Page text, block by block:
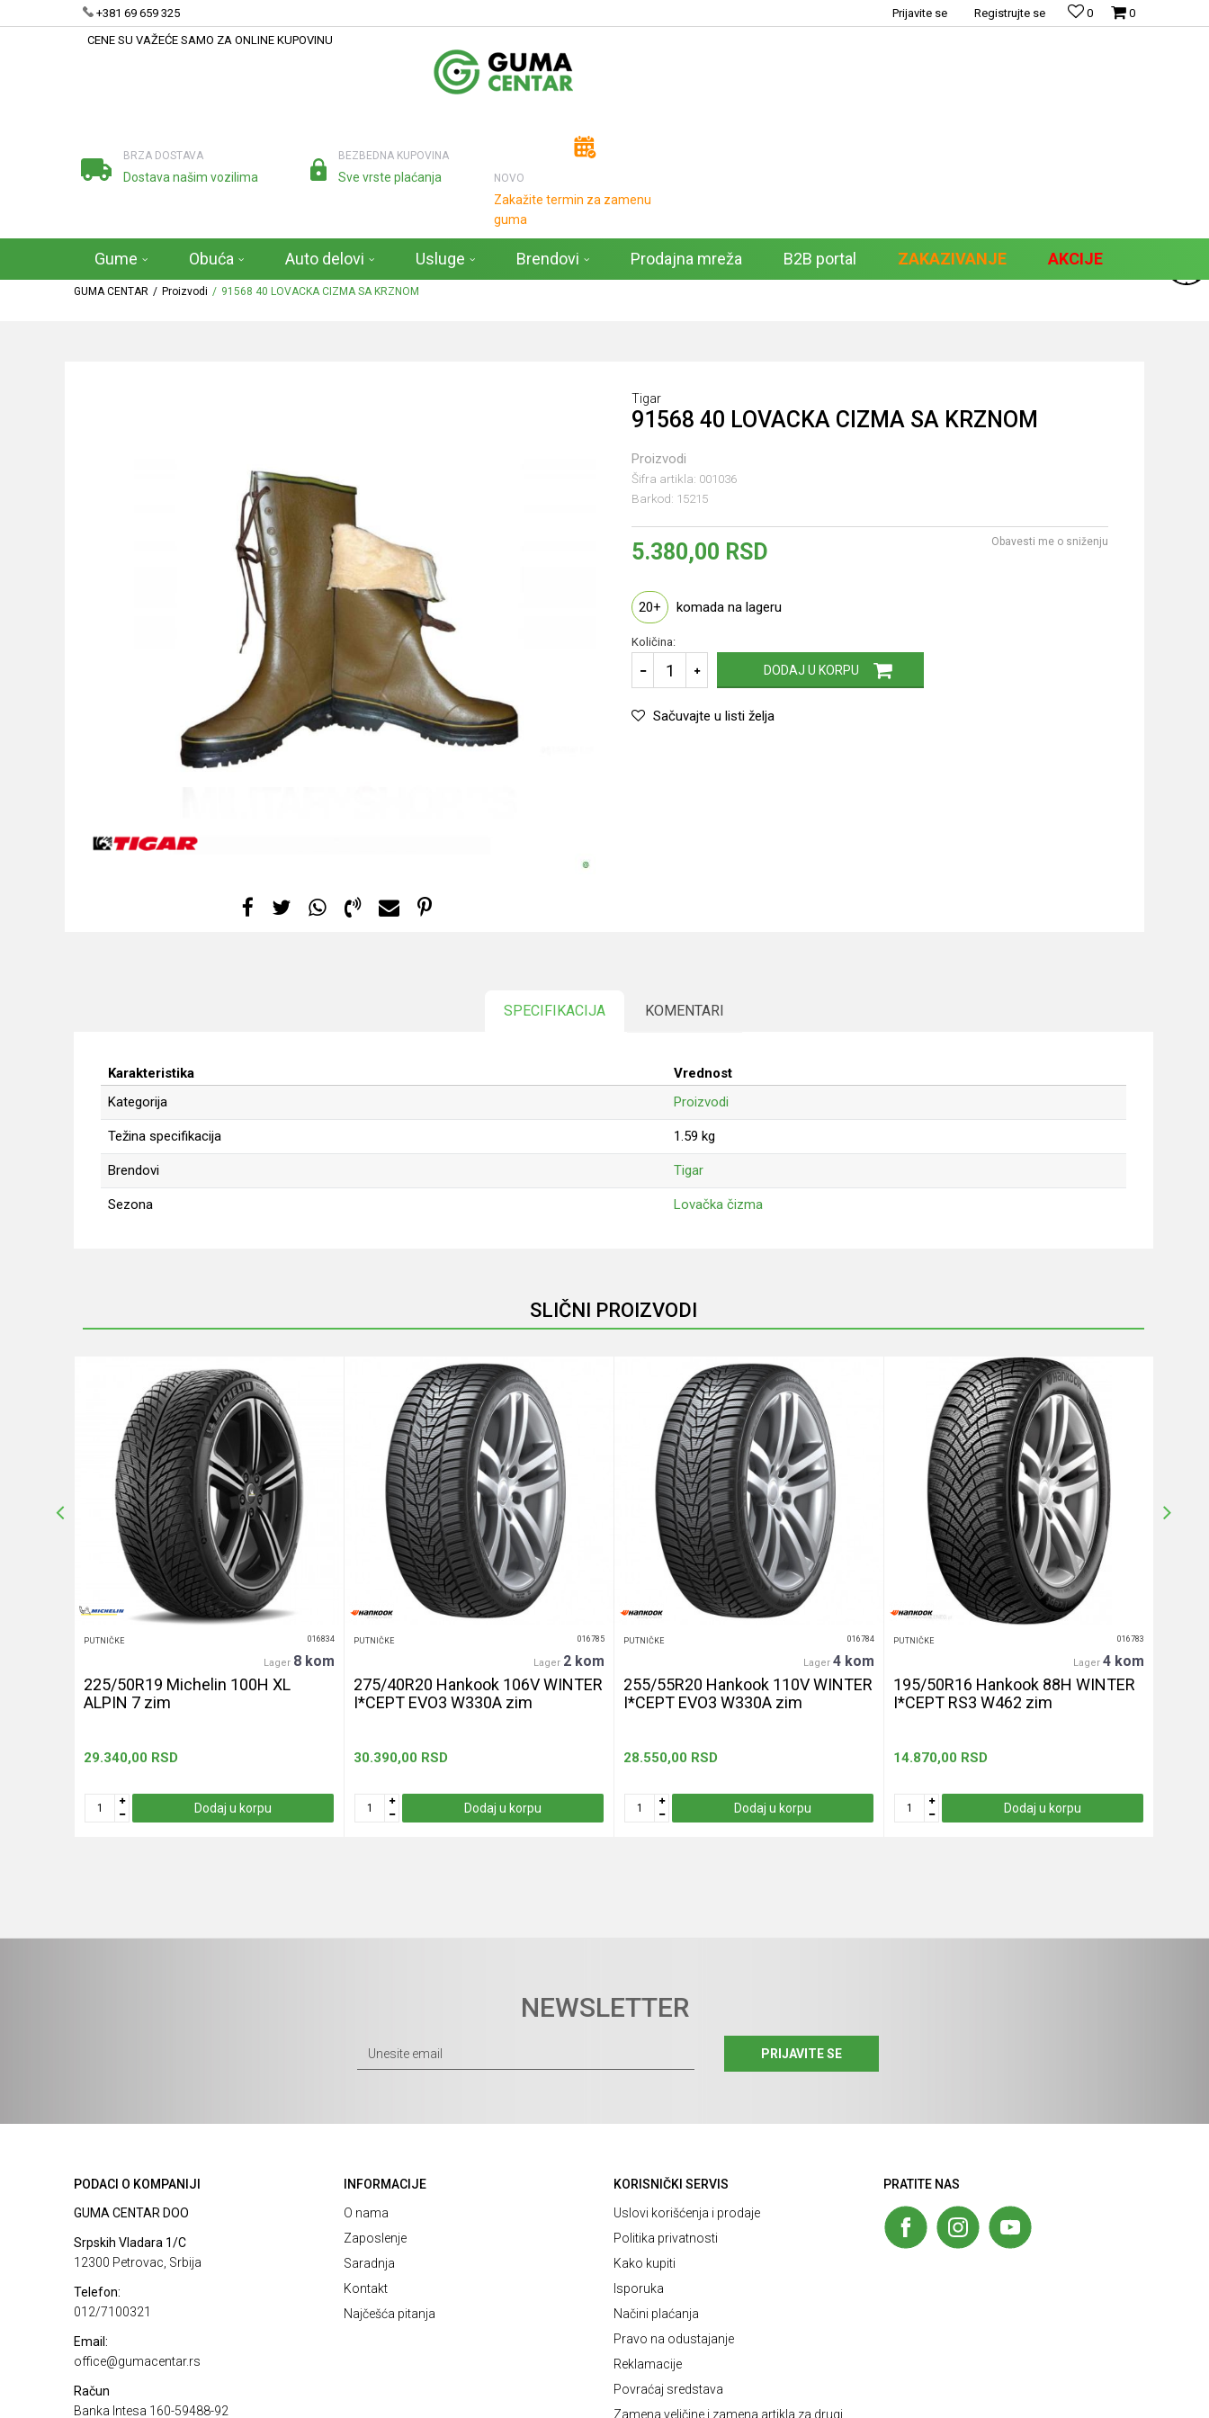
+381 69 659 325
CENE SU VAŽEĆE SAMO ZA ONLINE KUPOVINU
0
0
Prijavite se Registrujte se
BRZA DOSTAVA
Dostava našim vozilima
BEZBEDNA KUPOVINA
Sve vrste plaćanja NOVO
Zakažite termin za zamenu
guma
Gume Obuća Auto delovi Usluge Brendovi Prodajna mreža B2B portal ZAKAZIVANJE AKCIJE
GUMA CENTAR Proizvodi 91568 40 LOVACKA CIZMA SA KRZNOM
Tigar
91568 40 LOVACKA CIZMA SA KRZNOM
Proizvodi
Šifra artikla: 001036
Barkod: 15215
5.380,00 RSD Obavesti me o sniženju
20+ komada na lageru
Količina:
DODAJ U KORPU
Sačuvajte u listi želja
SPECIFIKACIJA KOMENTARI
Karakteristika
Vrednost
Kategorija
Proizvodi
Težina specifikacija 1.59 kg
Brendovi Tigar
Sezona Lovačka čizma
Anti-spam zaštita - izračunajte koliko je 4 + 1 :
POŠALJI
SLIČNI PROIZVODI
PUTNIČKE 016834
Lager 8 kom
225/50R19 Michelin 100H XL
ALPIN 7 zim
29.340,00 RSD
Dodaj u korpu
PUTNIČKE 016785
Lager 2 kom
275/40R20 Hankook 106V WINTER
I*CEPT EVO3 W330A zim
30.390,00 RSD
Dodaj u korpu
PUTNIČKE 016784
Lager 4 kom
255/55R20 Hankook 110V WINTER
I*CEPT EVO3 W330A zim
28.550,00 RSD
Dodaj u korpu
PUTNIČKE 016783
Lager 4 kom
195/50R16 Hankook 88H WINTER
I*CEPT RS3 W462 zim
14.870,00 RSD
Dodaj u korpu
NEWSLETTER
PRIJAVITE SE
PODACI O KOMPANIJI
GUMA CENTAR DOO
Srpskih Vladara 1/C
12300 Petrovac, Srbija
Telefon:
012/7100321
Email:
office@gumacentar.rs
Račun
Banka Intesa 160-59488-92
INFORMACIJE
O nama
Zaposlenje
Saradnja
Kontakt
Najčešća pitanja
KORISNIČKI SERVIS
Uslovi korišćenja i prodaje
Politika privatnosti
Kako kupiti
Isporuka
Načini plaćanja
Pravo na odustajanje
Reklamacije
Povraćaj sredstava
Zamena veličine i zamena artikla za drugi
PRATITE NAS